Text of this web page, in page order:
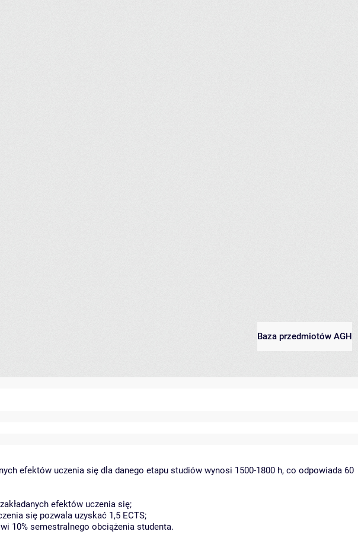
Baza przedmiotów AGH
efektów uczenia się dla danego etapu studiów wynosi 1500-1800 h, co odpowiada 60
efektów uczenia się;
się pozwala uzyskać 1,5 ECTS;
10% semestralnego obciążenia studenta.